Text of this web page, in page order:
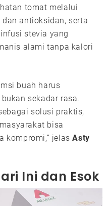
tomat melalui
antioksidan, serta
stevia yang
alami tanpa kalori
buah harus
sekadar rasa.
solusi praktis,
bisa
kompromi,” jelasAsty
Ini dan Esok